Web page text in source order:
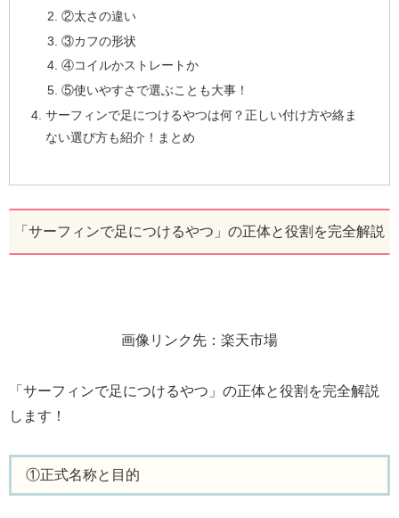
②太さの違い
③カフの形状
④コイルかストレートか
⑤使いやすさで選ぶことも大事！
サーフィンで足につけるやつは何？正しい付け方や絡ま
ない選び方も紹介！まとめ
「サーフィンで足につけるやつ」の正体と役割を完全解説
画像リンク先：楽天市場
「サーフィンで足につけるやつ」の正体と役割を完全解説
します！
①正式名称と目的